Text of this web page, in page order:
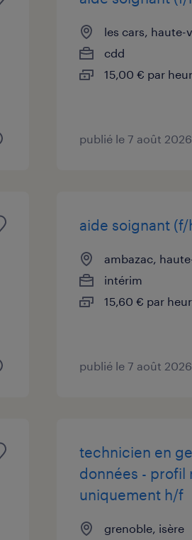
les cars, haute-
cdd
15,00 € par
publié le 7 août 2026
aide soignant (f/
ambazac,
intérim
15,60 € par
publié le 7 août 2026
technicien en
données - profil
uniquement h/f
grenoble, isère